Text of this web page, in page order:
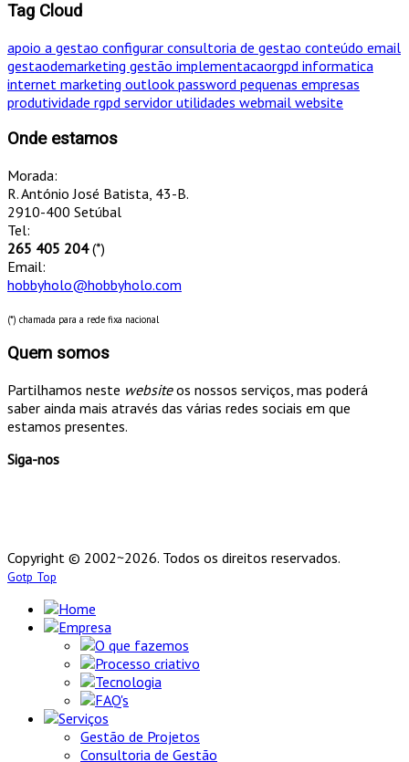
Tag Cloud
apoio a gestao configurar consultoria de gestao conteúdo email
gestaodemarketing gestão implementacaorgpd informatica
internet marketing outlook password pequenas empresas
produtividade rgpd servidor utilidades webmail website
Onde estamos
Morada:
R. António José Batista, 43-B.
2910-400 Setúbal
Tel:
265 405 204(*)
Email:
hobbyholo@hobbyholo.com
(*) chamada para a rede fixa nacional
Quem somos
Partilhamos neste websiteos nossos serviços, mas poderá
saber ainda mais através das várias redes sociais em que
estamos presentes.
Siga-nos
Copyright © 2002~2026. Todos os direitos reservados.
Gotp Top
Home
Empresa
O que fazemos
Processo criativo
Tecnologia
FAQ's
Serviços
Gestão de Projetos
Consultoria de Gestão